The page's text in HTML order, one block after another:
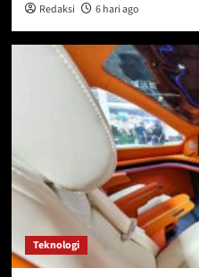
Redaksi 6 hari ago
Teknologi